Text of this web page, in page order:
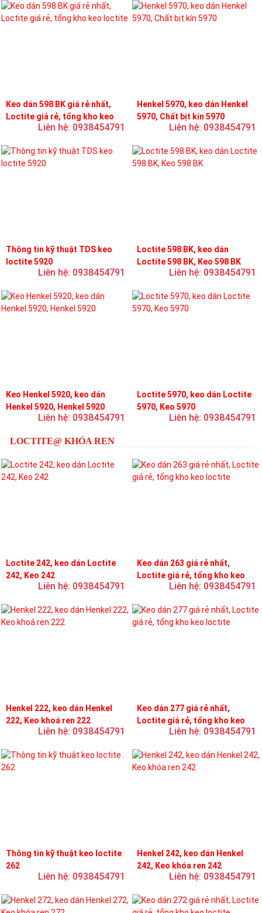
Keo dán 598 BK giá rẻ nhất,
Loctite giá rẻ, tổng kho keo
Liên hệ: 0938454791
Henkel 5970, keo dán Henkel
5970, Chất bịt kín 5970
Liên hệ: 0938454791
Thông tin kỹ thuật TDS keo
loctite 5920
Liên hệ: 0938454791
Loctite 598 BK, keo dán
Loctite 598 BK, Keo 598 BK
Liên hệ: 0938454791
Keo Henkel 5920, keo dán
Henkel 5920, Henkel 5920
Liên hệ: 0938454791
Loctite 5970, keo dán Loctite
5970, Keo 5970
Liên hệ: 0938454791
LOCTITE@ KHÓA REN
Loctite 242, keo dán Loctite
242, Keo 242
Liên hệ: 0938454791
Keo dán 263 giá rẻ nhất,
Loctite giá rẻ, tổng kho keo
Liên hệ: 0938454791
Henkel 222, keo dán Henkel
222, Keo khoá ren 222
Liên hệ: 0938454791
Keo dán 277 giá rẻ nhất,
Loctite giá rẻ, tổng kho keo
Liên hệ: 0938454791
Thông tin kỹ thuật keo loctite
262
Liên hệ: 0938454791
Henkel 242, keo dán Henkel
242, Keo khóa ren 242
Liên hệ: 0938454791